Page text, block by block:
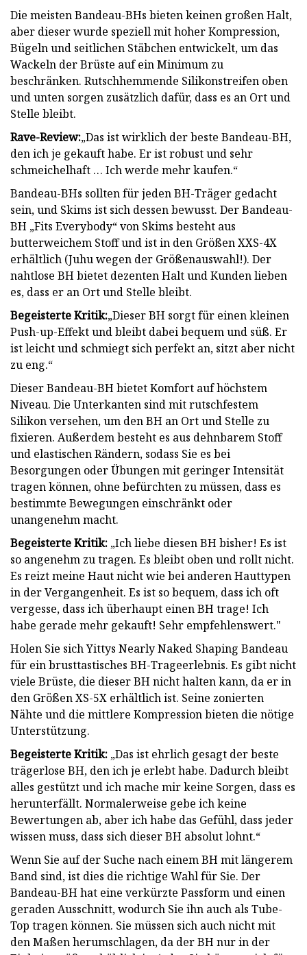
Die meisten Bandeau-BHs bieten keinen großen Halt,
aber dieser wurde speziell mit hoher Kompression,
Bügeln und seitlichen Stäbchen entwickelt, um das
Wackeln der Brüste auf ein Minimum zu
beschränken. Rutschhemmende Silikonstreifen oben
und unten sorgen zusätzlich dafür, dass es an Ort und
Stelle bleibt.
Rave-Review:„Das ist wirklich der beste Bandeau-BH,
den ich je gekauft habe. Er ist robust und sehr
schmeichelhaft … Ich werde mehr kaufen.“
Bandeau-BHs sollten für jeden BH-Träger gedacht
sein, und Skims ist sich dessen bewusst. Der Bandeau-
BH „Fits Everybody“ von Skims besteht aus
butterweichem Stoff und ist in den Größen XXS-4X
erhältlich (Juhu wegen der Größenauswahl!). Der
nahtlose BH bietet dezenten Halt und Kunden lieben
es, dass er an Ort und Stelle bleibt.
Begeisterte Kritik:„Dieser BH sorgt für einen kleinen
Push-up-Effekt und bleibt dabei bequem und süß. Er
ist leicht und schmiegt sich perfekt an, sitzt aber nicht
zu eng.“
Dieser Bandeau-BH bietet Komfort auf höchstem
Niveau. Die Unterkanten sind mit rutschfestem
Silikon versehen, um den BH an Ort und Stelle zu
fixieren. Außerdem besteht es aus dehnbarem Stoff
und elastischen Rändern, sodass Sie es bei
Besorgungen oder Übungen mit geringer Intensität
tragen können, ohne befürchten zu müssen, dass es
bestimmte Bewegungen einschränkt oder
unangenehm macht.
Begeisterte Kritik: „Ich liebe diesen BH bisher! Es ist
so angenehm zu tragen. Es bleibt oben und rollt nicht.
Es reizt meine Haut nicht wie bei anderen Hauttypen
in der Vergangenheit. Es ist so bequem, dass ich oft
vergesse, dass ich überhaupt einen BH trage! Ich
habe gerade mehr gekauft! Sehr empfehlenswert."
Holen Sie sich Yittys Nearly Naked Shaping Bandeau
für ein brusttastisches BH-Trageerlebnis. Es gibt nicht
viele Brüste, die dieser BH nicht halten kann, da er in
den Größen XS-5X erhältlich ist. Seine zonierten
Nähte und die mittlere Kompression bieten die nötige
Unterstützung.
Begeisterte Kritik: „Das ist ehrlich gesagt der beste
trägerlose BH, den ich je erlebt habe. Dadurch bleibt
alles gestützt und ich mache mir keine Sorgen, dass es
herunterfällt. Normalerweise gebe ich keine
Bewertungen ab, aber ich habe das Gefühl, dass jeder
wissen muss, dass sich dieser BH absolut lohnt.“
Wenn Sie auf der Suche nach einem BH mit längerem
Band sind, ist dies die richtige Wahl für Sie. Der
Bandeau-BH hat eine verkürzte Passform und einen
geraden Ausschnitt, wodurch Sie ihn auch als Tube-
Top tragen können. Sie müssen sich auch nicht mit
den Maßen herumschlagen, da der BH nur in der